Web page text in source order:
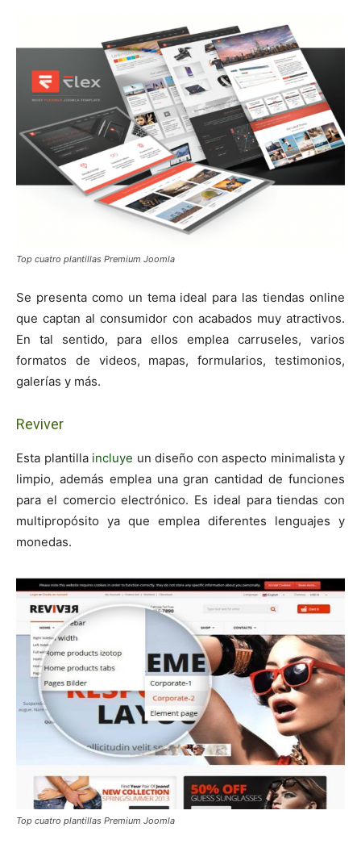
Top cuatro plantillas Premium Joomla
Se presenta como un tema ideal para las tiendas online
que captan al consumidor con acabados muy atractivos.
En tal sentido, para ellos emplea carruseles, varios
formatos de videos, mapas, formularios, testimonios,
galerías y más.
Reviver
Esta plantilla incluye un diseño con aspecto minimalista y
limpio, además emplea una gran cantidad de funciones
para el comercio electrónico. Es ideal para tiendas con
multipropósito ya que emplea diferentes lenguajes y
monedas.
Top cuatro plantillas Premium Joomla